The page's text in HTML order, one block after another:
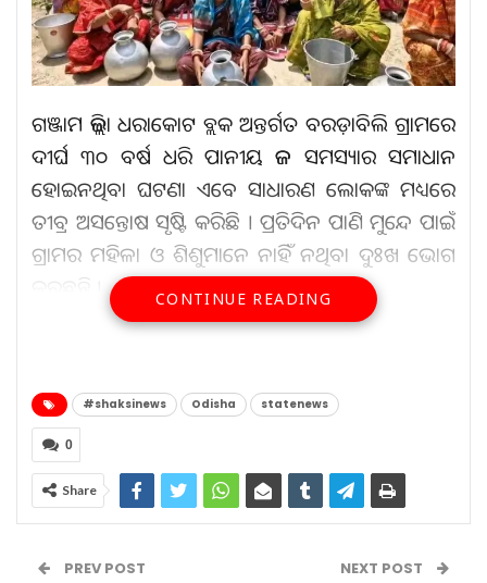
ଗଞ୍ଜାମ ଜିଲ୍ଲା ଧରାକୋଟ ବ୍ଲକ ଅନ୍ତର୍ଗତ ବରଡ଼ାବିଲି ଗ୍ରାମରେ
ଦୀର୍ଘ ୩୦ ବର୍ଷ ଧରି ପାନୀୟ ଜଳ ସମସ୍ୟାର ସମାଧାନ
ହୋଇନଥିବା ଘଟଣା ଏବେ ସାଧାରଣ ଲୋକଙ୍କ ମଧ୍ୟରେ
ତୀବ୍ର ଅସନ୍ତୋଷ ସୃଷ୍ଟି କରିଛି । ପ୍ରତିଦିନ ପାଣି ମୁନ୍ଦେ ପାଇଁ
ଗ୍ରାମର ମହିଳା ଓ ଶିଶୁମାନେ ନାହିଁ ନଥିବା ଦୁଃଖ ଭୋଗ
କରୁଛନ୍ତି ।
ରାଜକୁମାରୀ ରୁ ସିଧା ସୈନୀକ
ପ୍ରୀତି ଜିଣ୍ଟାଙ୍କ ସହ ଡେଟିଂ…
CONTINUE READING
#shaksinews Odisha statenews
0
Share
PREV POST NEXT POST